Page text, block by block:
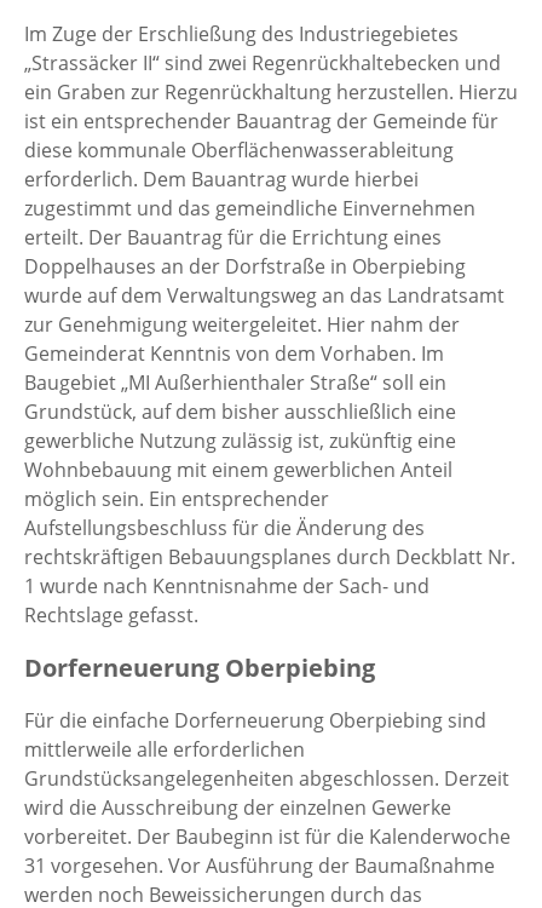
Im Zuge der Erschließung des Industriegebietes
„Strassäcker II“ sind zwei Regenrückhaltebecken und
ein Graben zur Regenrückhaltung herzustellen. Hierzu
ist ein entsprechender Bauantrag der Gemeinde für
diese kommunale Oberflächenwasserableitung
erforderlich. Dem Bauantrag wurde hierbei
zugestimmt und das gemeindliche Einvernehmen
erteilt. Der Bauantrag für die Errichtung eines
Doppelhauses an der Dorfstraße in Oberpiebing
wurde auf dem Verwaltungsweg an das Landratsamt
zur Genehmigung weitergeleitet. Hier nahm der
Gemeinderat Kenntnis von dem Vorhaben. Im
Baugebiet „MI Außerhienthaler Straße“ soll ein
Grundstück, auf dem bisher ausschließlich eine
gewerbliche Nutzung zulässig ist, zukünftig eine
Wohnbebauung mit einem gewerblichen Anteil
möglich sein. Ein entsprechender
Aufstellungsbeschluss für die Änderung des
rechtskräftigen Bebauungsplanes durch Deckblatt Nr.
1 wurde nach Kenntnisnahme der Sach- und
Rechtslage gefasst.
Dorferneuerung Oberpiebing
Für die einfache Dorferneuerung Oberpiebing sind
mittlerweile alle erforderlichen
Grundstücksangelegenheiten abgeschlossen. Derzeit
wird die Ausschreibung der einzelnen Gewerke
vorbereitet. Der Baubeginn ist für die Kalenderwoche
31 vorgesehen. Vor Ausführung der Baumaßnahme
werden noch Beweissicherungen durch das